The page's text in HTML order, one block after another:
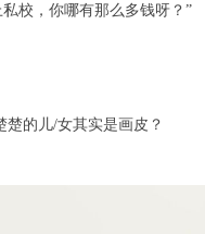
校，你哪有那么多钱呀？”
的儿/女其实是画皮？